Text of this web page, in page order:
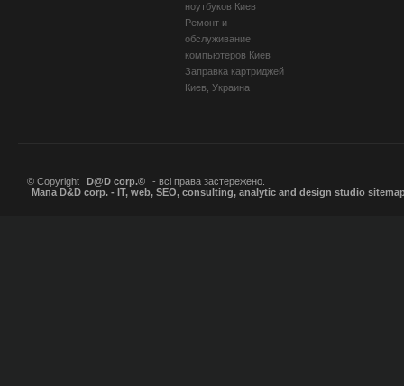
ноутбуков Киев
Ремонт и
обслуживание
компьютеров Киев
Заправка картриджей
Киев, Украина
© Copyright D@D corp.©
- всі права застережено.
Мапа D&D corp. - IT, web, SEO, consulting, analytic and design studio